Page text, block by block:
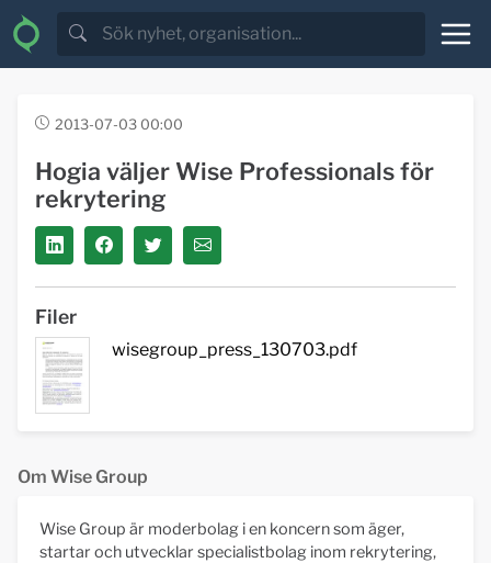
2013-07-03 00:00
Hogia väljer Wise Professionals för
rekrytering
Filer
wisegroup_press_130703.pdf
Om Wise Group
Wise Group är moderbolag i en koncern som äger,
startar och utvecklar specialistbolag inom rekrytering,